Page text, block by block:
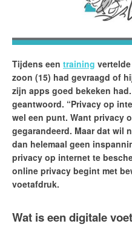
Tijdens een training
zoon (15) had gevraagd of
zijn apps goed bekeken
geantwoord. “Privacy op
wel een punt. Want privacy
gegarandeerd. Maar dat wil
dan helemaal geen
privacy op internet te
online privacy begint met
voetafdruk.
Wat is een digitale